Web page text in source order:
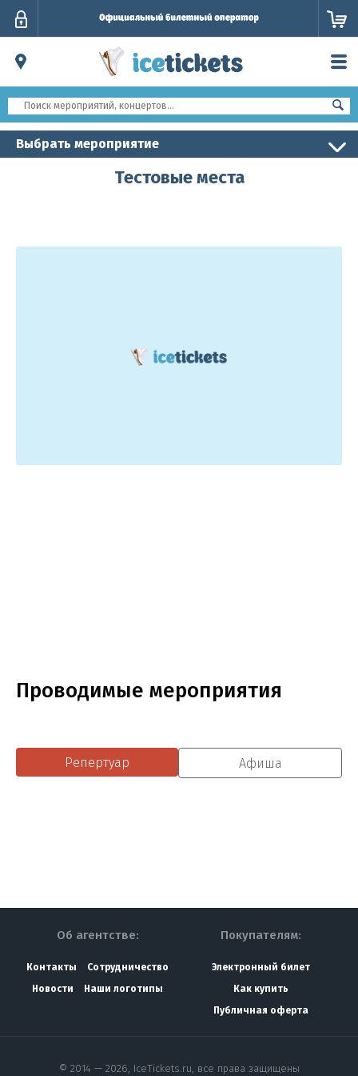
Выбрать мероприятие
Тестовые места
Проводимые мероприятия
Репертуар Афиша
Об агентстве:
Контакты
Сотрудничество
Новости
Наши логотипы
Покупателям:
Электронный билет
Как купить
Публичная оферта
© 2014 — 2026, IceTickets.ru, все права защищены